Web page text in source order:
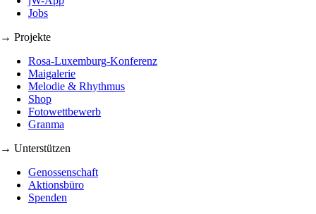
Jobs
→ Projekte
Rosa-Luxemburg-Konferenz
Maigalerie
Melodie & Rhythmus
Shop
Fotowettbewerb
Granma
→ Unterstützen
Genossenschaft
Aktionsbüro
Spenden